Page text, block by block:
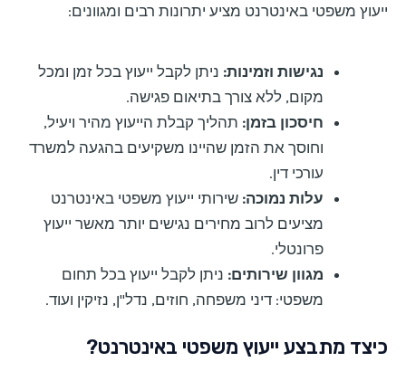
ייעוץ משפטי באינטרנט מציע יתרונות רבים ומגוונים:
נגישות וזמינות: ניתן לקבל ייעוץ בכל זמן ומכל
מקום, ללא צורך בתיאום פגישה.
חיסכון בזמן: תהליך קבלת הייעוץ מהיר ויעיל,
וחוסך את הזמן שהיינו משקיעים בהגעה למשרד
עורכי דין.
עלות נמוכה: שירותי ייעוץ משפטי באינטרנט
מציעים לרוב מחירים נגישים יותר מאשר ייעוץ
פרונטלי.
מגוון שירותים: ניתן לקבל ייעוץ בכל תחום
משפטי: דיני משפחה, חוזים, נדל"ן, נזיקין ועוד.
כיצד מתבצע ייעוץ משפטי באינטרנט?